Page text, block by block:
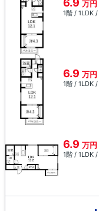
6.9 万円
1階 / 1LDK /
6.9 万円
1階 / 1LDK /
6.9 万円
1階 / 1LDK /